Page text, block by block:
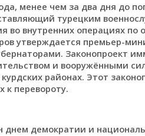
менее чем за два дня до
турецким
во внутренних операциях
утверждается премьер-
Законопроект
и вооружёнными
районах. Этот
к перевороту.
демократии и